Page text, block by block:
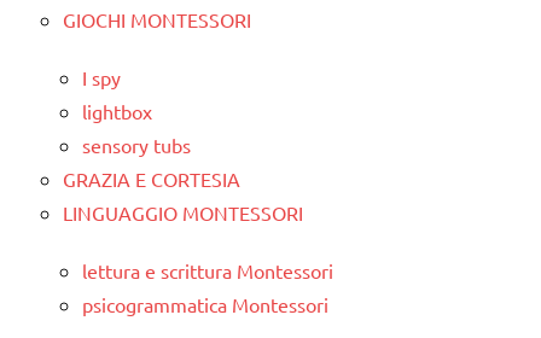
GIOCHI MONTESSORI
I spy
lightbox
sensory tubs
GRAZIA E CORTESIA
LINGUAGGIO MONTESSORI
lettura e scrittura Montessori
psicogrammatica Montessori